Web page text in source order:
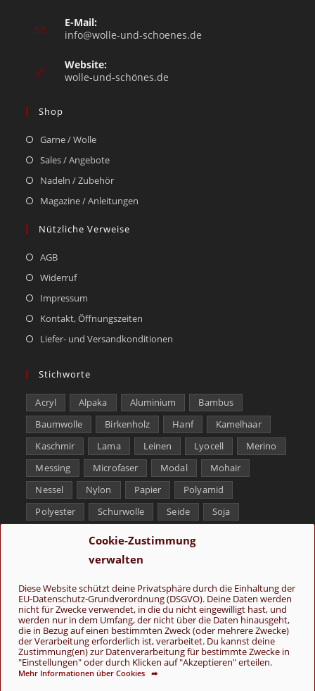
Cookie-Zustimmung
verwalten
Diese Website schützt deine Privatsphäre durch die Einhaltung der
EU-Datenschutz-Grundverordnung (DSGVO). Deine Daten werden
nicht für Zwecke verwendet, in die du nicht eingewilligt hast, und
werden nur in dem Umfang, der nicht über die Daten hinausgeht,
die in Bezug auf einen bestimmten Zweck (oder mehrere Zwecke)
der Verarbeitung erforderlich ist, verarbeitet. Du kannst deine
Zustimmung(en) zur Datenverarbeitung für bestimmte Zwecke in
"Einstellungen" oder durch Klicken auf "Akzeptieren" erteilen.
Mehr Informationen über Cookies ➦
E-Mail:
info@wolle-und-schoenes.de
Website:
wolle-und-schönes.de
Shop
Garne / Wolle
Sales / Angebote
Nadeln / Zubehör
Magazine / Anleitungen
Nützliche Verweise
AGB
Widerruf
Impressum
Kontakt, Öffnungszeiten
Liefer- und Versandkonditionen
Stichworte
Acryl Alpaka Aluminium
Bambus
Baumwolle
Birkenholz Hanf
Kamelhaar
Kaschmir
Lama Leinen Lyocell
Merino
Messing
Microfaser Modal
Mohair
Nessel
Nylon Papier
Polyamid
Polyester
Schurwolle Seide
Soja
Tencel
Yak
Folge uns